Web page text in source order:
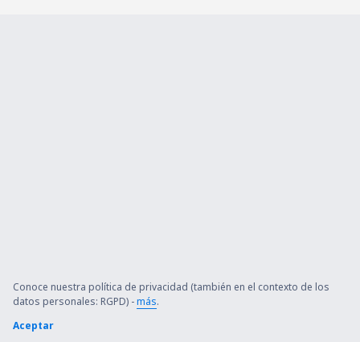
Conoce nuestra política de privacidad (también en el contexto de los
datos personales: RGPD) -más.
Aceptar